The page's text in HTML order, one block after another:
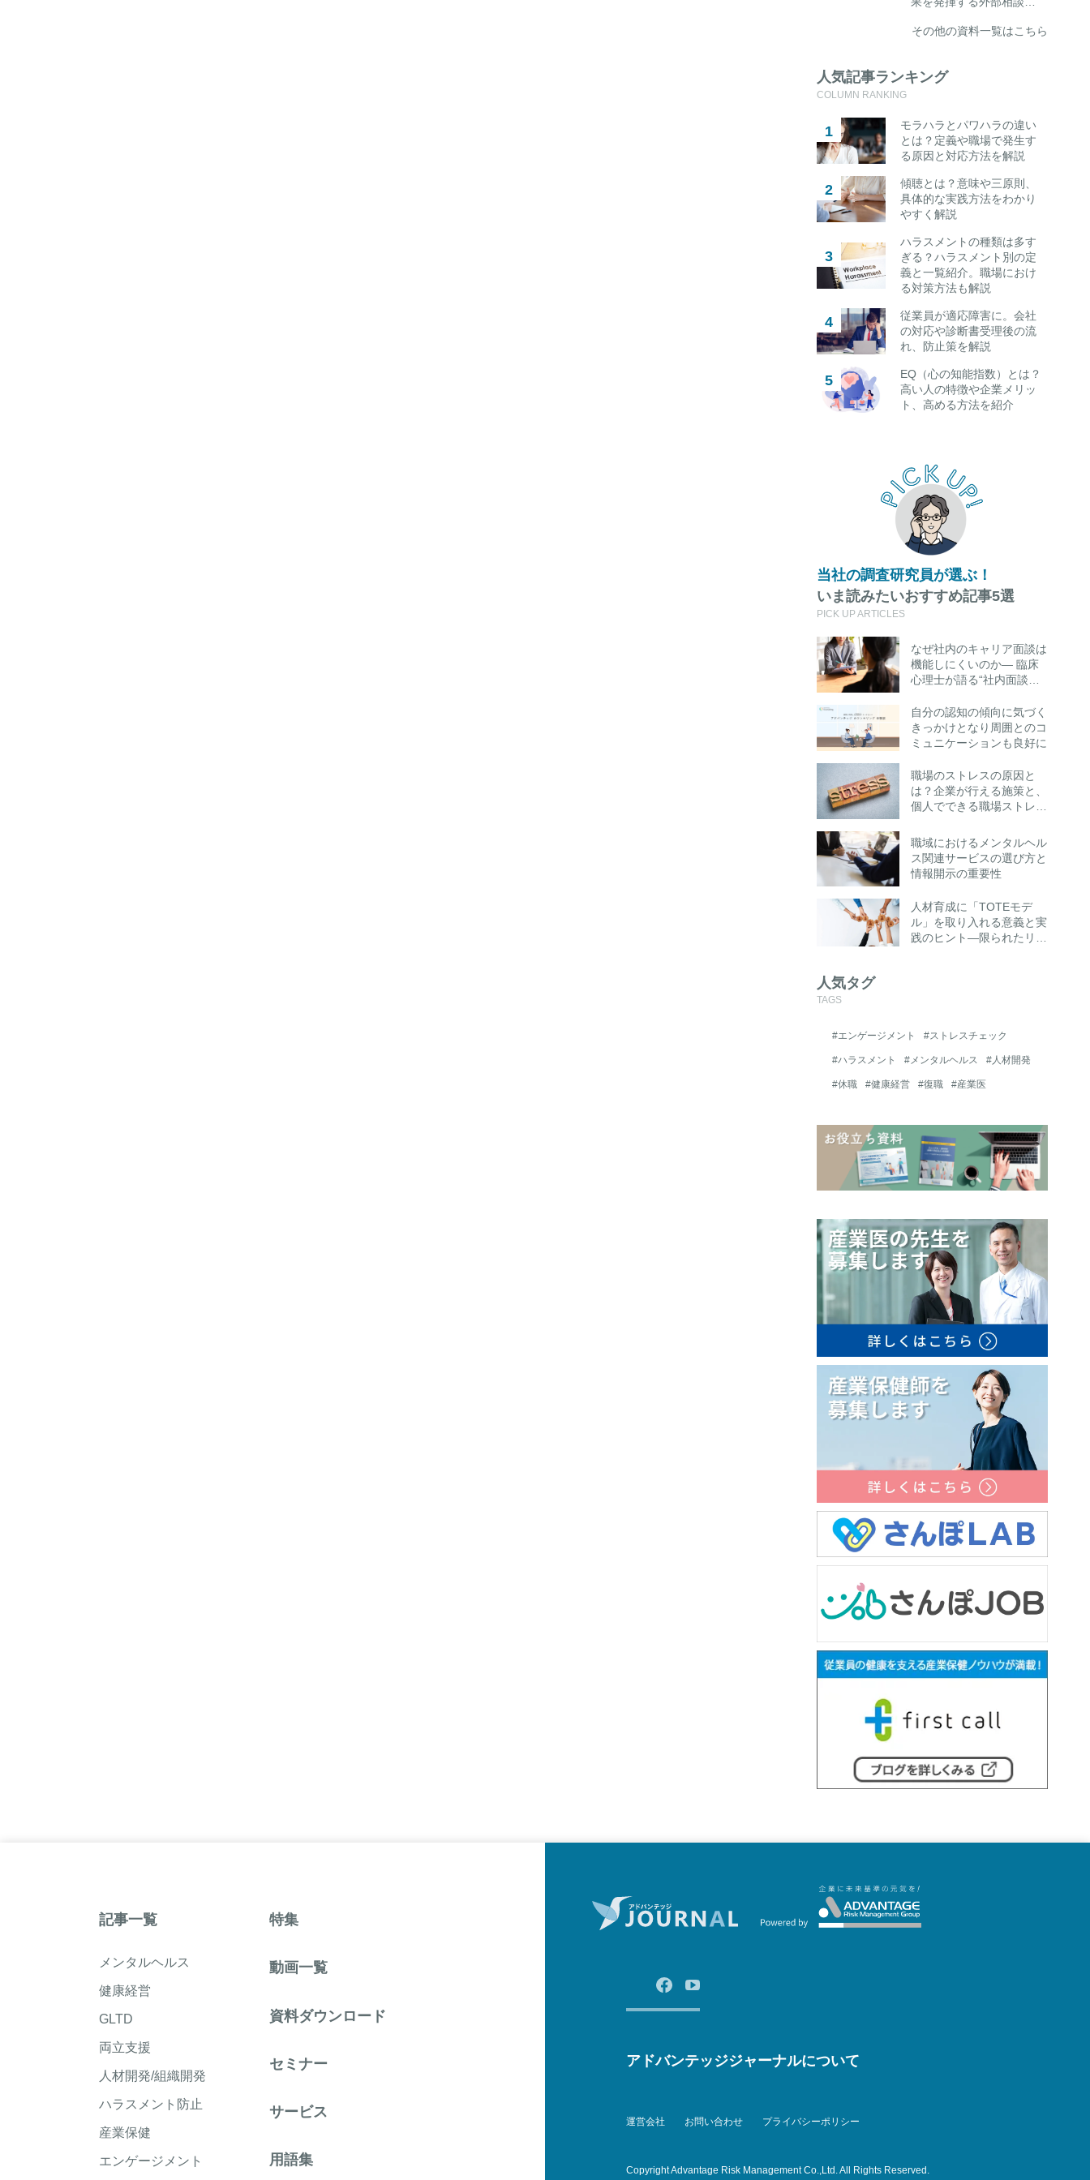
その他の資料一覧はこちら
人気記事ランキング
COLUMN RANKING
モラハラとパワハラの違い
とは？定義や職場で発生す
る原因と対応方法を解説
傾聴とは？意味や三原則、
具体的な実践方法をわかり
やすく解説
ハラスメントの種類は多す
ぎる？ハラスメント別の定
義と一覧紹介。職場におけ
る対策方法も解説
従業員が適応障害に。会社
の対応や診断書受理後の流
れ、防止策を解説
EQ（心の知能指数）とは？
高い人の特徴や企業メリッ
ト、高める方法を紹介
当社の調査研究員が選ぶ！
いま読みたいおすすめ記事5選
PICK UP ARTICLES
なぜ社内のキャリア面談は
機能しにくいのか― 臨床
心理士が語る“社内面談の
ンセリング活用のポイント
自分の認知の傾向に気づく
きっかけとなり周囲とのコ
ミュニケーションも良好に
職場のストレスの原因と
は？企業が行える施策と、
個人でできる職場ストレス
職域におけるメンタルヘル
ス関連サービスの選び方と
情報開示の重要性
人材育成に「TOTEモデ
ル」を取り入れる意義と実
践のヒント―限られたリソ
人気タグ
TAGS
#エンゲージメント #ストレスチェック
#ハラスメント #メンタルヘルス #人材開発
#休職 #健康経営 #復職 #産業医
記事一覧
メンタルヘルス
健康経営
GLTD
両立支援
人材開発/組織開発
ハラスメント防止
産業保健
エンゲージメント
特集
動画一覧
資料ダウンロード
セミナー
サービス
用語集
アドバンテッジジャーナルについて
運営会社 お問い合わせ プライバシーポリシー
Copyright Advantage Risk Management Co.,Ltd. All Rights Reserved.